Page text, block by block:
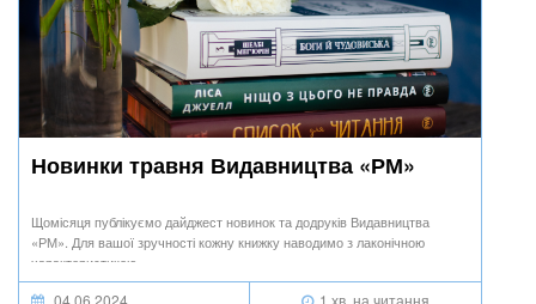
Новинки травня Видавництва «РМ»
Щомісяця публікуємо дайджест новинок та додруків Видавництва
«РМ». Для вашої зручності кожну книжку наводимо з лаконічною
характеристикою.